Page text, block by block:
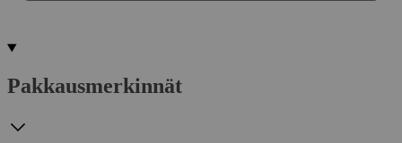
Pakkausmerkinnät